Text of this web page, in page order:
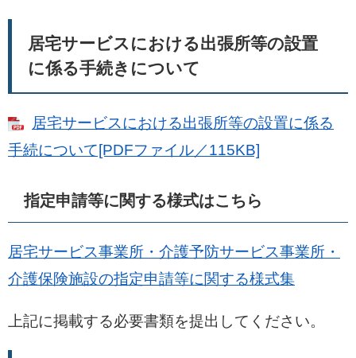
居宅サービスにおける出張所等の設置
に係る手続きについて
居宅サービスにおける出張所等の設置に係る
手続について[PDFファイル／115KB]
指定申請等に関する様式はこちら
居宅サービス事業所・介護予防サービス事業所・
介護保険施設の指定申請等に関する様式集
上記に掲載する必要書類を提出してください。